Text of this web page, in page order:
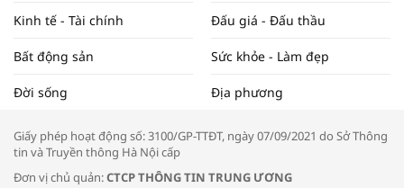
Tọa đàm “Xúc tiến thương mại: Khơi
Kinh tế - Tài chính Đấu giá - Đấu thầu
Bất động sản Sức khỏe - Làm đẹp
Đời sống Địa phương
Giấy phép hoạt động số: 3100/GP-TTĐT, ngày 07/09/2021 do Sở Thông
tin và Truyền thông Hà Nội cấp
Đơn vị chủ quản:CTCP THÔNG TIN TRUNG ƯƠNG